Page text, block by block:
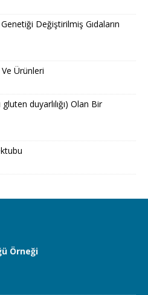
Değiştirilmiş Gıdaların
Ürünleri
gluten duyarlılığı) Olan Bir
Örneği